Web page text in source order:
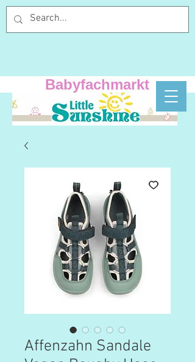
Affenzahn Sandale